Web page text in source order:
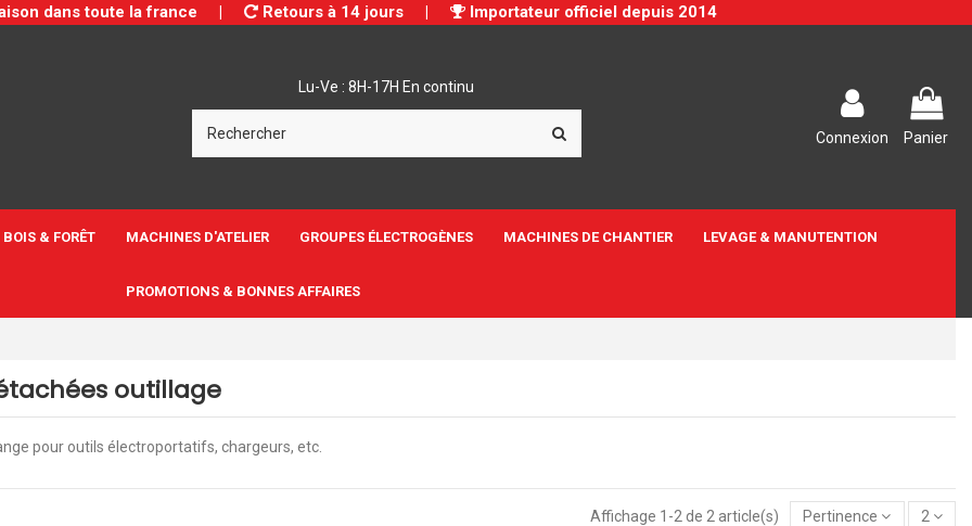
dans toute la france | Retours à 14 jours | Importateur officiel depuis 2014
Lu-Ve : 8H-17H En continu
Connexion Panier
BOIS & FORÊT MACHINES D'ATELIER GROUPES ÉLECTROGÈNES MACHINES DE CHANTIER LEVAGE & MANUTENTION
PROMOTIONS & BONNES AFFAIRES
outillage
pour outils électroportatifs, chargeurs, etc.
Affichage 1-2 de 2 article(s) Pertinence 2